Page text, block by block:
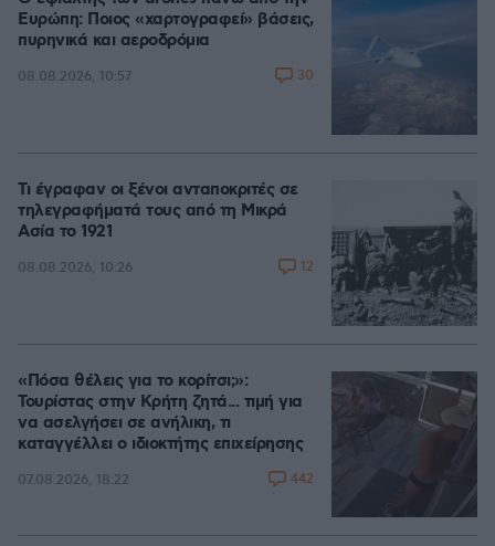
Ευρώπη: Ποιος «χαρτογραφεί» βάσεις,
πυρηνικά και αεροδρόμια
08.08.2026, 10:57 30
Τι έγραφαν οι ξένοι ανταποκριτές σε
τηλεγραφήματά τους από τη Μικρά
Ασία το 1921
08.08.2026, 10:26 12
«Πόσα θέλεις για το κορίτσι;»:
Τουρίστας στην Κρήτη ζητά... τιμή για
να ασελγήσει σε ανήλικη, τι
καταγγέλλει ο ιδιοκτήτης επιχείρησης
07.08.2026, 18:22 442